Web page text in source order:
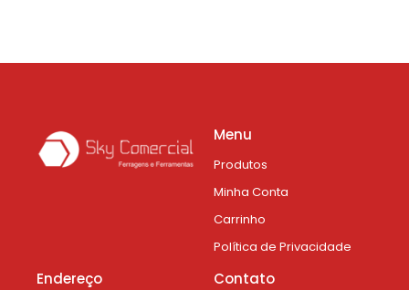
Menu
Produtos
Minha Conta
Carrinho
Política de Privacidade
Endereço Contato